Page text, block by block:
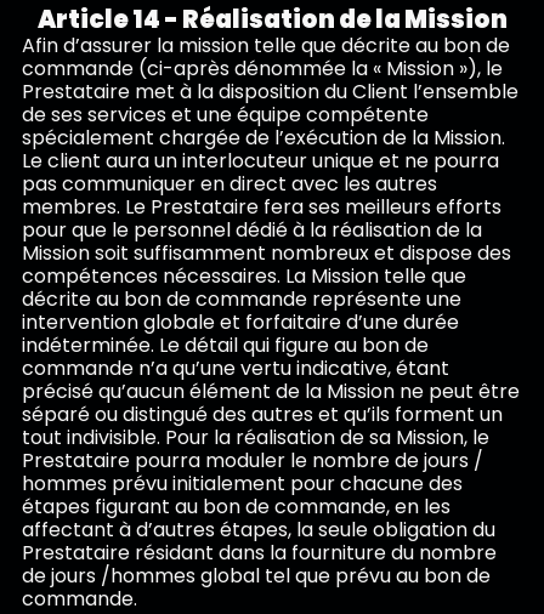
Article 14 - Réalisation de la Mission
Afin d’assurer la mission telle que décrite au bon de
commande (ci-après dénommée la « Mission »), le
Prestataire met à la disposition du Client l’ensemble
de ses services et une équipe compétente
spécialement chargée de l’exécution de la Mission.
Le client aura un interlocuteur unique et ne pourra
pas communiquer en direct avec les autres
membres. Le Prestataire fera ses meilleurs efforts
pour que le personnel dédié à la réalisation de la
Mission soit suffisamment nombreux et dispose des
compétences nécessaires. La Mission telle que
décrite au bon de commande représente une
intervention globale et forfaitaire d’une durée
indéterminée. Le détail qui figure au bon de
commande n’a qu’une vertu indicative, étant
précisé qu’aucun élément de la Mission ne peut être
séparé ou distingué des autres et qu’ils forment un
tout indivisible. Pour la réalisation de sa Mission, le
Prestataire pourra moduler le nombre de jours /
hommes prévu initialement pour chacune des
étapes figurant au bon de commande, en les
affectant à d’autres étapes, la seule obligation du
Prestataire résidant dans la fourniture du nombre
de jours /hommes global tel que prévu au bon de
commande.